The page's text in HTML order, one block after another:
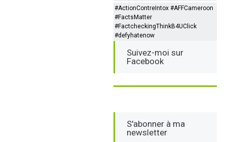
#ActionContreIntox #AFFCameroon
#FactsMatter
#FactcheckingThinkB4UClick
#defyhatenow
Suivez-moi sur
Facebook
S'abonner à ma
newsletter